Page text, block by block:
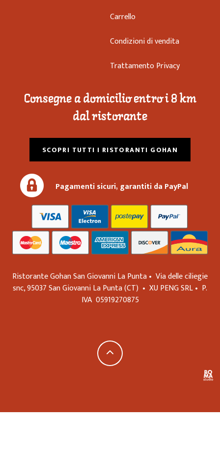
Carrello
Condizioni di vendita
Trattamento Privacy
Consegne a domicilio entro i 8 km
dal ristorante
SCOPRI TUTTI I RISTORANTI GOHAN
Pagamenti sicuri, garantiti da PayPal
Ristorante Gohan San Giovanni La Punta • Via delle ciliegie
snc,95037San Giovanni La Punta(CT) • XU PENG SRL• P.
IVA 05919270875